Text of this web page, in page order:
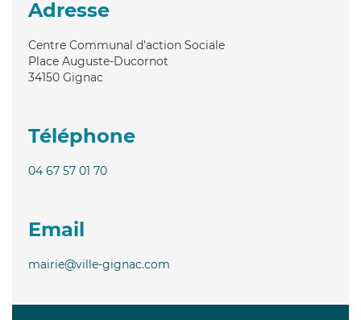
Adresse
Centre Communal d'action Sociale
Place Auguste-Ducornot
34150 Gignac
Téléphone
04 67 57 01 70
Email
mairie@ville-gignac.com